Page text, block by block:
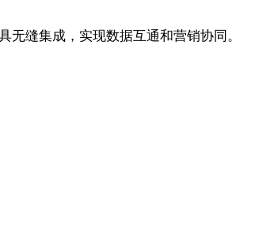
缝集成，实现数据互通和营销协同。